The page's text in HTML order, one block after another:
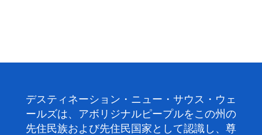
デスティネーション・ニュー・サウス・ウェ
ールズは、アボリジナルピープルをこの州の
先住民族および先住民国家として認識し、尊